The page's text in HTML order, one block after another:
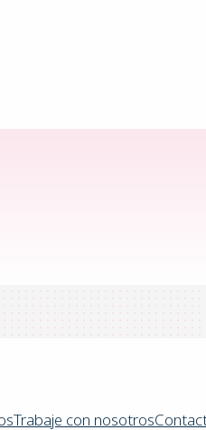
Trabaje con nosotros